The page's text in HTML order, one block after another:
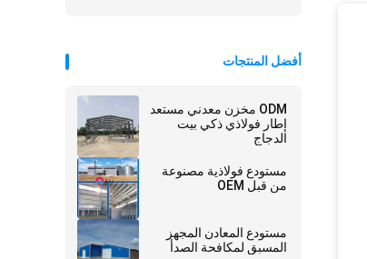
أفضل المنتجات
ODM مخزن معدني مستعد
إطار فولاذي ذكي بيت
الدجاج
مستودع فولاذية مصنوعة
من قبل OEM
مستودع المعادن المجهز
المسبق لمكافحة الصدأ